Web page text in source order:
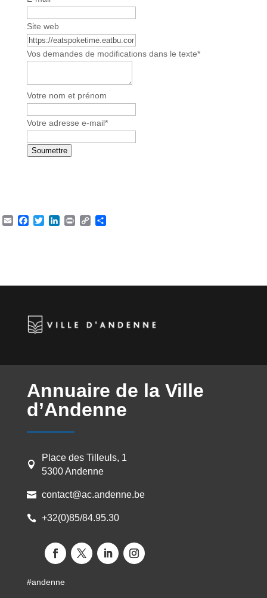
y
N
a
*
Site web
Vos demandes de modifications dans le texte*
Votre nom et prénom
Votre adresse e-mail*
Soumettre
EmailFacebook
TwitterLinkedIn
Print Copy
Annuaire de la Ville
d’Andenne

Place des Tilleuls, 1
5300 Andenne
 contact@ac.andenne.be
 +32(0)85/84.95.30
#andenne